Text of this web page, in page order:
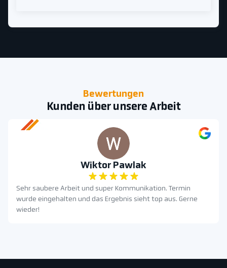
Bewertungen
Kunden über unsere Arbeit
Wiktor Pawlak
Sehr saubere Arbeit und super Kommunikation. Termin
wurde eingehalten und das Ergebnis sieht top aus. Gerne
wieder!